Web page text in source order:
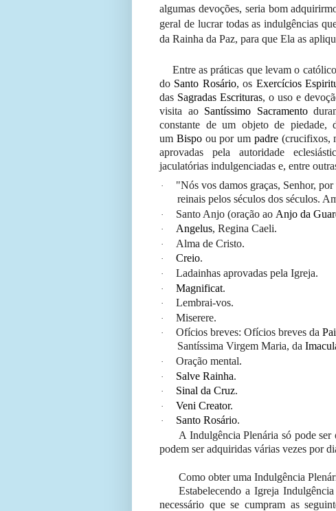
algumas devoções, seria bom
geral de lucrar todas as indulgências
da Rainha da Paz, para que Ela as
Entre as práticas que levam o
do Santo Rosário, os Exercícios
das Sagradas Escrituras, o uso e
visita ao Santíssimo Sacramento
constante de um objeto de piedade,
um Bispoou por um padre(crucifixos,
aprovadas pela autoridade
jaculatórias indulgenciadas e, entre
·
"Nós vos damos graças, Senhor,
reinais pelos séculos dos séculos.
· Santo Anjo (oração ao Anjo da
· Angelus, Regina Caeli.
· Alma de Cristo.
· Creio.
· Ladainhas aprovadas pela Igreja.
· Magnificat.
· Lembrai-vos.
· Miserere.
· Ofícios breves: Ofícios breves da
Santíssima Virgem Maria, da
· Oração mental.
· Salve Rainha.
· Sinal da Cruz.
· Veni Creator.
· Santo Rosário.
A Indulgência Plenária só pode
podem ser adquiridas várias vezes por
Como obter uma Indulgência
Estabelecendo a Igreja
necessário que se cumpram as